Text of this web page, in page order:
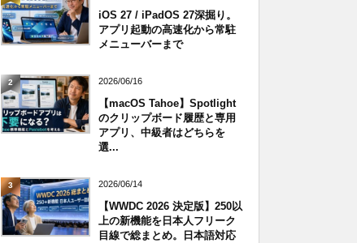
iOS 27 / iPadOS 27深掘り。
アプリ起動の高速化から常駐
メニューバーまで
2 2026/06/16
【macOS Tahoe】Spotlight
のクリップボード履歴と専用
アプリ、中級者はどちらを
選...
3 2026/06/14
【WWDC 2026 決定版】250以
上の新機能を日本人フリーク
目線で総まとめ。日本語対応